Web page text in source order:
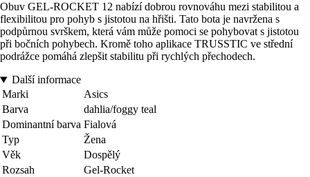
Obuv GEL-ROCKET 12 nabízí dobrou rovnováhu mezi stabilitou a
flexibilitou pro pohyb s jistotou na hřišti. Tato bota je navržena s
podpůrnou svrškem, která vám může pomoci se pohybovat s jistotou
při bočních pohybech. Kromě toho aplikace TRUSSTIC ve střední
podrážce pomáhá zlepšit stabilitu při rychlých přechodech.
Další informace
Marki
Asics
Barva
dahlia/foggy teal
Dominantní barva Fialová
Typ
Žena
Věk
Dospělý
Rozsah
Gel-Rocket